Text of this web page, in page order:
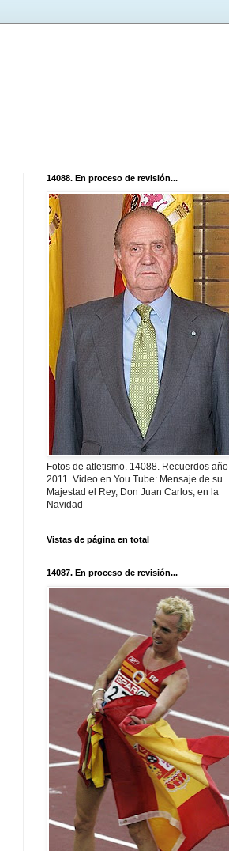
14088. En proceso de revisión...
Fotos de atletismo. 14088. Recuerdos año
2011. Video en You Tube: Mensaje de su
Majestad el Rey, Don Juan Carlos, en la
Navidad
Vistas de página en total
14087. En proceso de revisión...